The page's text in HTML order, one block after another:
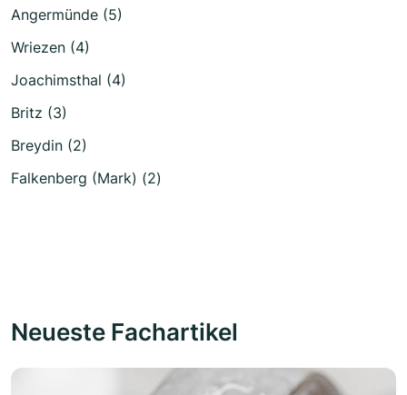
Angermünde (5)
Wriezen (4)
Joachimsthal (4)
Britz (3)
Breydin (2)
Falkenberg (Mark) (2)
Neueste Fachartikel